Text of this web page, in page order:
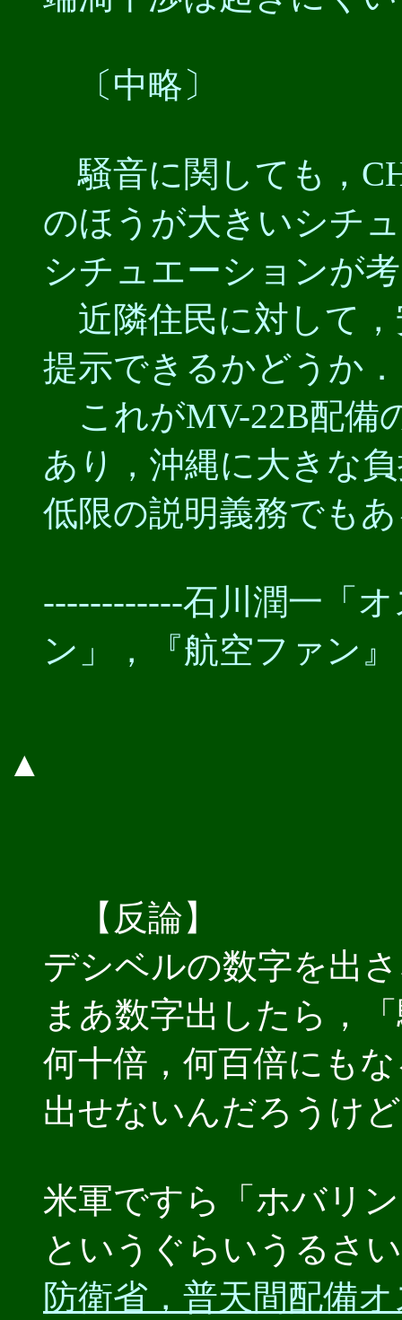
〔中略〕
騒音に関しても，
のほうが大きいシチ
シチュエーションが
近隣住民に対して，
提示できるかどうか．
これがMV-22B配備
あり，沖縄に大きな
低限の説明義務でも
------------石川潤一「
ン」，『航空ファン
▲
【反論】
デシベルの数字を出
まあ数字出したら，
何十倍，何百倍にも
出せないんだろうけ
米軍ですら「ホバリ
というぐらいうるさ
防衛省，普天間配備